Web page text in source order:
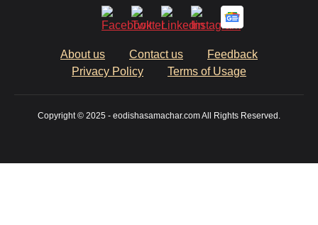
About us Contact us
Feedback
Privacy Policy
Terms of Usage
Copyright © 2025 - eodishasamachar.com All Rights Reserved.